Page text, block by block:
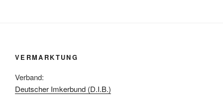
VERMARKTUNG
Verband:
Deutscher Imkerbund (D.I.B.)